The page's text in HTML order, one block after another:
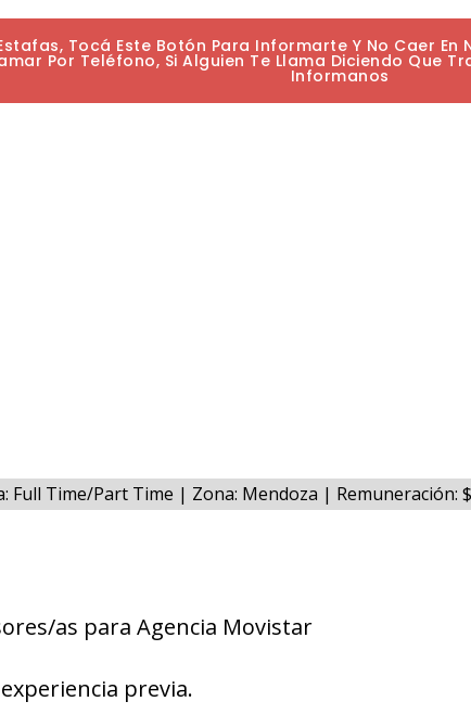
Tocá Este Botón Para Informarte Y No Caer En
Por Teléfono, Si Alguien Te Llama Diciendo Que
Informanos
Full Time/Part Time | Zona: Mendoza | Remuneración:
as para Agencia Movistar
previa.